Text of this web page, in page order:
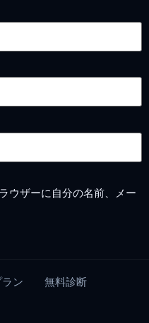
ウザーに自分の名前、メー
ン
無料診断